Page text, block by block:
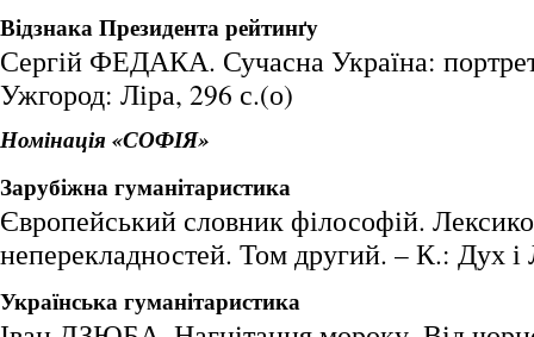
Відзнака Президента рейтинґу
Сергій ФЕДАКА. Сучасна Україна:
Ужгород: Ліра, 296 с.(о)
Номінація «СОФІЯ»
Зарубіжна гуманітаристика
Європейський словник філософій.
неперекладностей. Том другий. – К.: Дух і
Українська гуманітаристика